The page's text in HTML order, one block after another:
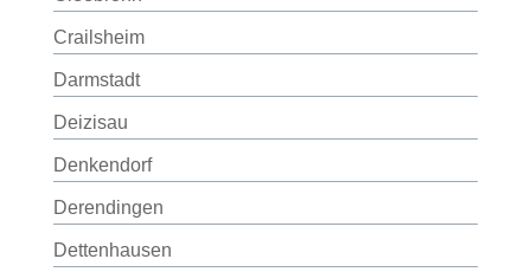
Crailsheim
Darmstadt
Deizisau
Denkendorf
Derendingen
Dettenhausen